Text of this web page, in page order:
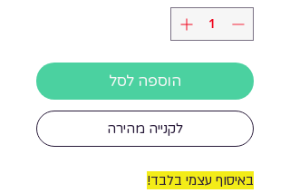
הוספה לסל
לקנייה מהירה
באיסוף עצמי בלבד!